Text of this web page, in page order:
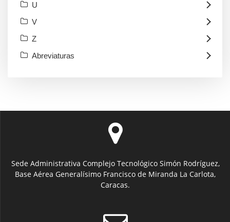
U
V
Z
Abreviaturas
Sede Administrativa Complejo Tecnológico Simón Rodríguez,
Base Aérea Generalísimo Francisco de Miranda La Carlota,
Caracas.